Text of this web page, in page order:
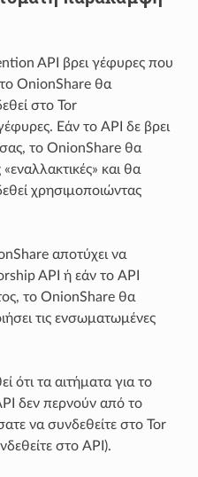
API βρει γέφυρες που
το OnionShare θα
στο Tor
Εάν το API δε βρει
το OnionShare θα
και θα
χρησιμοποιώντας
αποτύχει να
API ή εάν το API
το OnionShare θα
τις ενσωματωμένες
ότι τα αιτήματα για το
δεν περνούν από το
να συνδεθείτε στο Tor
στο API).